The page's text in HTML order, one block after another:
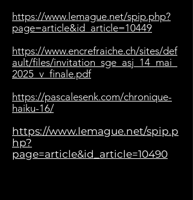
https://www.lemague.net/spip.php?
page=article&id_article=10449
https://www.encrefraiche.ch/sites/def
ault/files/invitation_sge_asj_14_mai_
2025_v_finale.pdf
https://pascalesenk.com/chronique-
haiku-16/
https://www.lemague.net/spip.p
hp?
page=article&id_article=10490